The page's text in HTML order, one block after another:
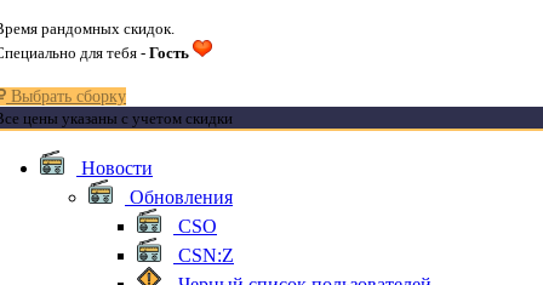
рандомных скидок.
для тебя - Гость
Выбрать сборку
цены указаны с учетом скидки
Новости
Обновления
CSO
CSN:Z